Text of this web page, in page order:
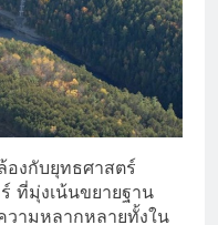
งกับยุทธศาสตร์
ที่มุ่งเน้นขยายฐาน
ามหลากหลายทั้งใน